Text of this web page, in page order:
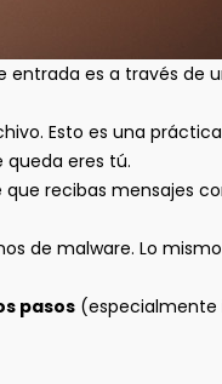
es a través de
Esto es una
queda eres tú.
que recibas mensajes
de malware. Lo
pasos (especialmente